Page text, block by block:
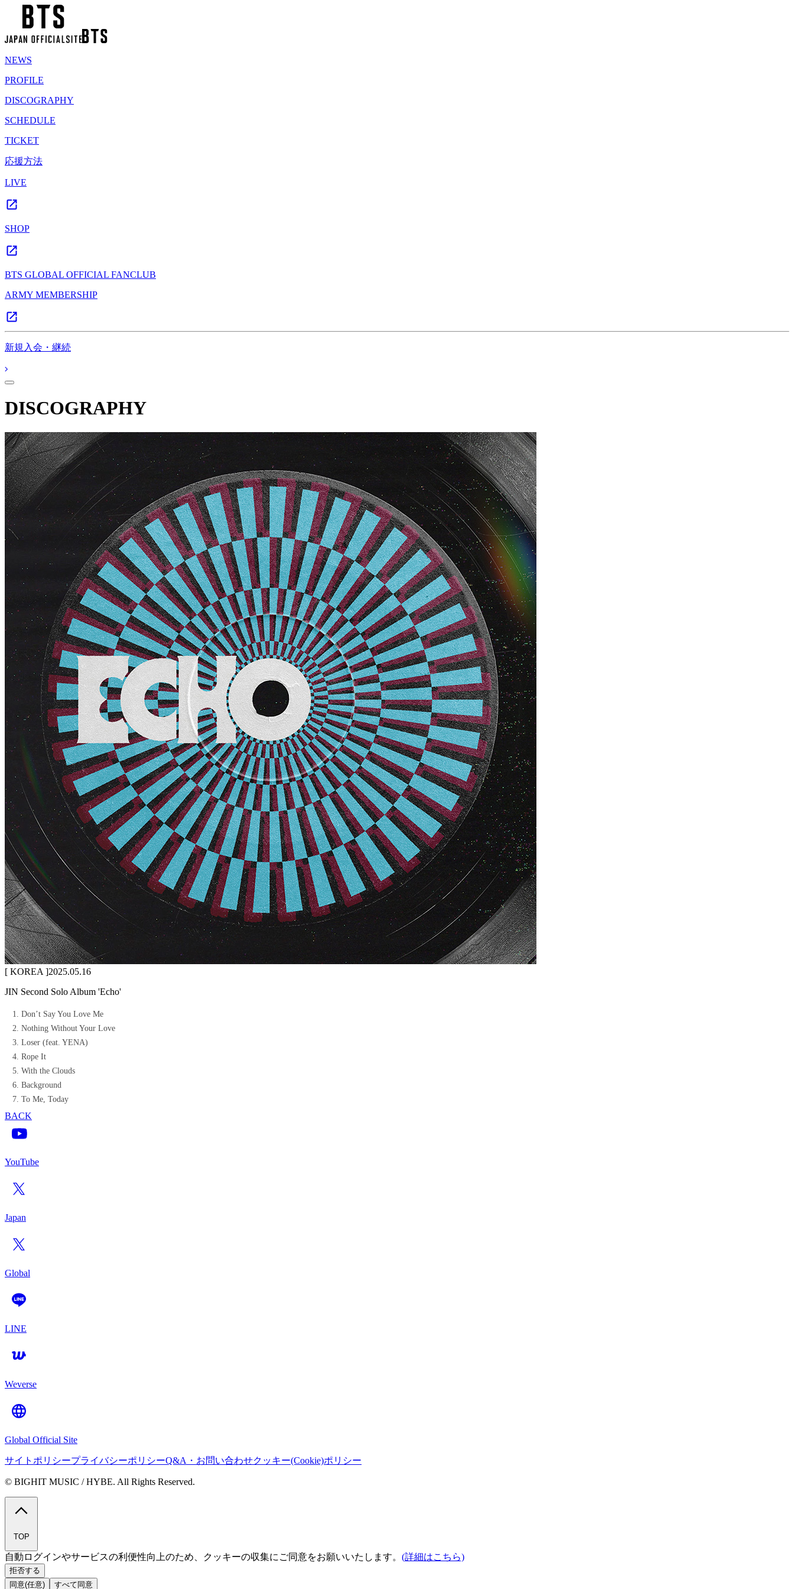
NEWS
PROFILE
DISCOGRAPHY
SCHEDULE
TICKET
応援方法
LIVE
SHOP
BTS GLOBAL OFFICIAL FANCLUB
ARMY MEMBERSHIP
新規入会・継続
DISCOGRAPHY
[ KOREA ]2025.05.16
JIN Second Solo Album 'Echo'
Don’t Say You Love Me
Nothing Without Your Love
Loser (feat. YENA)
Rope It
With the Clouds
Background
To Me, Today
BACK
YouTube
Japan
Global
LINE
Weverse
Global Official Site
サイトポリシープライバシーポリシーQ&A・お問い合わせクッキー(Cookie)ポリシー
© BIGHIT MUSIC / HYBE. All Rights Reserved.
TOP
自動ログインやサービスの利便性向上のため、クッキーの収集にご同意をお願いいたします。 (詳細はこちら)
拒否する
同意(任意)
すべて同意